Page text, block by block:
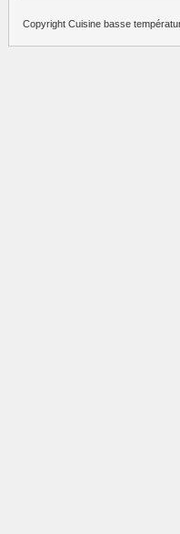
Copyright Cuisine basse